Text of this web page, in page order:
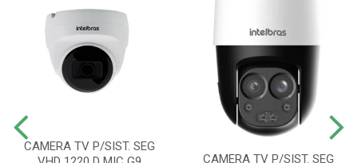
CAMERA TV P/SIST. SEG
CAMERA TV P/SIST. SEG